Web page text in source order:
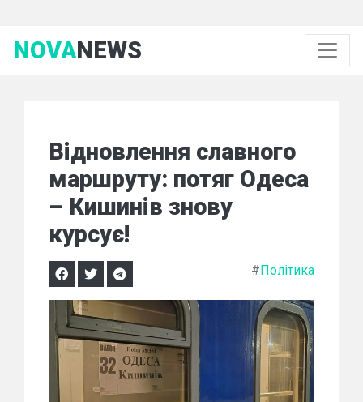
NOVANEWS
Відновлення славного
маршруту: потяг Одеса
– Кишинів знову
курсує!
#Політика